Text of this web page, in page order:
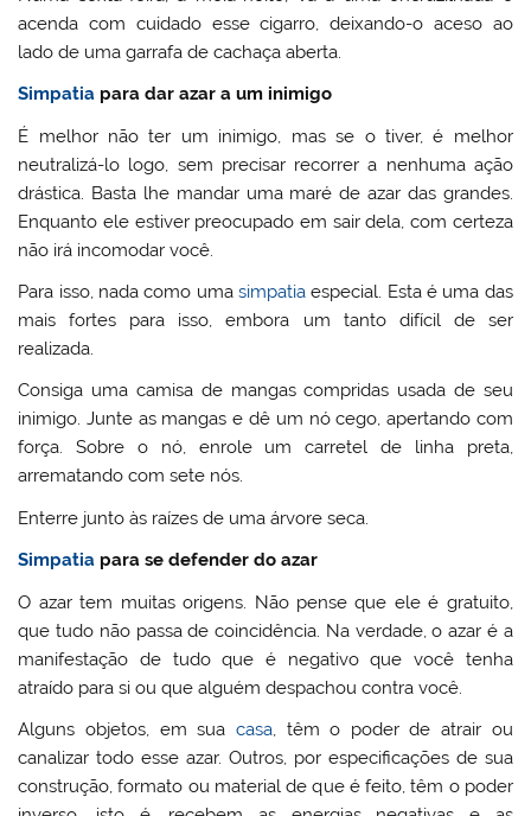
acenda com cuidado esse cigarro, deixando-o aceso ao
lado de uma garrafa de cachaça aberta.
Simpatia para dar azar a um inimigo
É melhor não ter um inimigo, mas se o tiver, é melhor
neutralizá-lo logo, sem precisar recorrer a nenhuma ação
drástica. Basta lhe mandar uma maré de azar das grandes.
Enquanto ele estiver preocupado em sair dela, com certeza
não irá incomodar você.
Para isso, nada como uma simpatia especial. Esta é uma das
mais fortes para isso, embora um tanto difícil de ser
realizada.
Consiga uma camisa de mangas compridas usada de seu
inimigo. Junte as mangas e dê um nó cego, apertando com
força. Sobre o nó, enrole um carretel de linha preta,
arrematando com sete nós.
Enterre junto às raízes de uma árvore seca.
Simpatia para se defender do azar
O azar tem muitas origens. Não pense que ele é gratuito,
que tudo não passa de coincidência. Na verdade, o azar é a
manifestação de tudo que é negativo que você tenha
atraído para si ou que alguém despachou contra você.
Alguns objetos, em sua casa, têm o poder de atrair ou
canalizar todo esse azar. Outros, por especificações de sua
construção, formato ou material de que é feito, têm o poder